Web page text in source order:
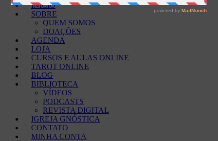
INÍCIO
SOBRE
QUEM SOMOS
DOAÇÕES
AGENDA
LOJA
CURSOS E AULAS ONLINE
TAROT ONLINE
BLOG
BIBLIOTECA
VÍDEOS
PODCASTS
REVISTA DIGITAL
IGREJA GNÓSTICA
CONTATO
MINHA CONTA